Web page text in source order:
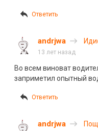
Ответить
andrjwa
13 лет назад
Во всем виноват
заприметил опытный
Ответить
andrjwa